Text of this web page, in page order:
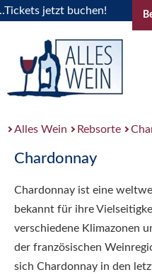
jetzt buchen! "Das
Alles Wein Rebsorte
Chardonnay
Chardonnay ist eine
bekannt für ihre
verschiedene Klimazonen
der französischen
sich Chardonnay in den